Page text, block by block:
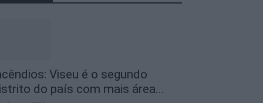
Viseu é o segundo
do país com mais área...